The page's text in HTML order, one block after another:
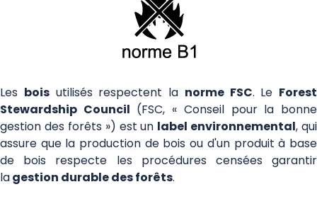
Les boisutilisés respectent la norme FSC. Le Forest
Stewardship Council (FSC, « Conseil pour la bonne
gestion des forêts ») est un label environnemental, qui
assure que la production de bois ou d'un produit à base
de bois respecte les procédures censées garantir
lagestion durable des forêts.